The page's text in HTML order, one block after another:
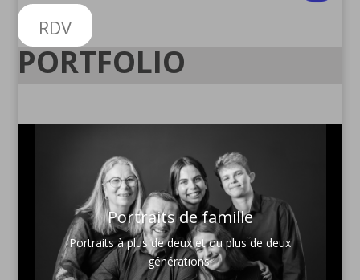
RDV
PORTFOLIO
Portraits de famille
Portraits à plus de deux et ou plus de deux
générations.